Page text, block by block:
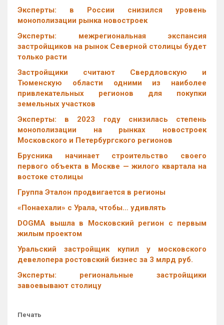
Эксперты: в России снизился уровень
монополизации рынка новостроек
Эксперты: межрегиональная экспансия
застройщиков на рынок Северной столицы будет
только расти
Застройщики считают Свердловскую и
Тюменскую области одними из наиболее
привлекательных регионов для покупки
земельных участков
Эксперты: в 2023 году снизилась степень
монополизации на рынках новостроек
Московского и Петербургского регионов
Брусника начинает строительство своего
первого объекта в Москве — жилого квартала на
востоке столицы
Группа Эталон продвигается в регионы
«Понаехали» с Урала, чтобы… удивлять
DOGMA вышла в Московский регион с первым
жилым проектом
Уральский застройщик купил у московского
девелопера ростовский бизнес за 3 млрд руб.
Эксперты: региональные застройщики
завоевывают столицу
Печать